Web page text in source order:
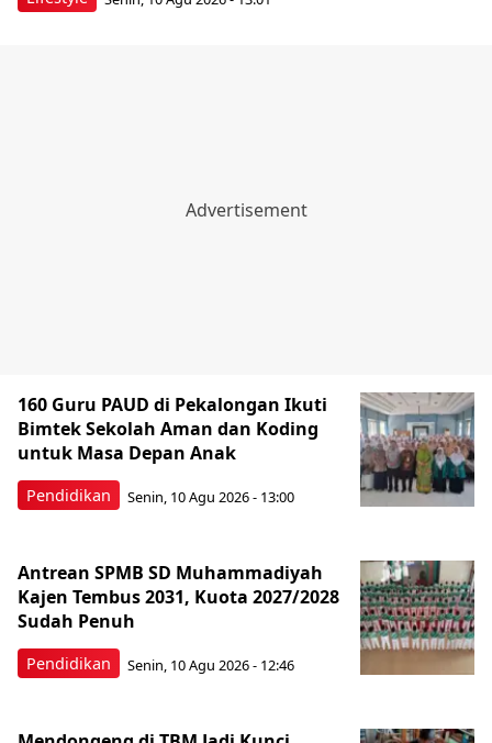
Pendidikan
160 Guru PAUD di Pekalongan Ikuti
Bimtek Sekolah Aman dan Koding
untuk Masa Depan Anak
Senin, 10 Agu 2026 - 13:00
Pendidikan
Antrean SPMB SD Muhammadiyah
Kajen Tembus 2031, Kuota 2027/2028
Sudah Penuh
Senin, 10 Agu 2026 - 12:46